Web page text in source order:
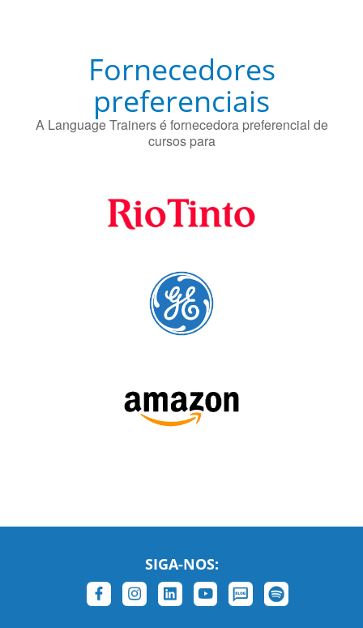
Fornecedores
preferenciais
A Language Trainers é fornecedora preferencial de
cursos para
SIGA-NOS: